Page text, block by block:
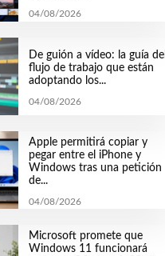
04/08/2026
De guión a vídeo: la guía del
flujo de trabajo que están
adoptando los...
04/08/2026
Apple permitirá copiar y
pegar entre el iPhone y
Windows tras una petición
de...
04/08/2026
Microsoft promete que
Windows 11 funcionará